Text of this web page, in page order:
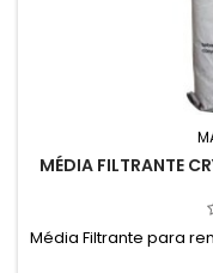
MÉDIA FILTRANTE
Média Filtrante para